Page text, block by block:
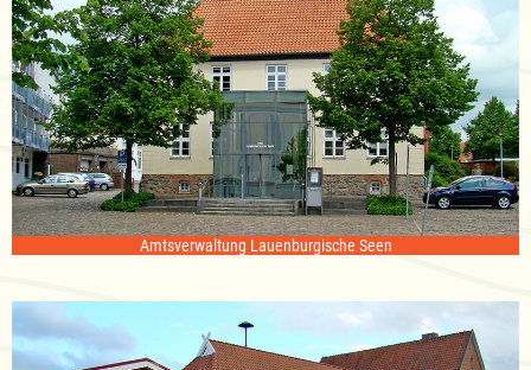
Amtsverwaltung Lauenburgische Seen